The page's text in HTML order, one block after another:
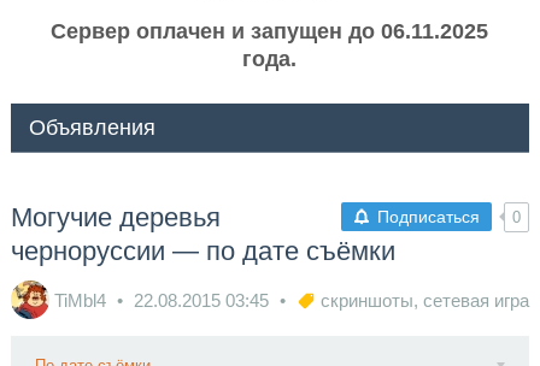
Сервер оплачен и запущен до 06.11.2025
года.
Объявления
Подписаться 0
Могучие деревья
черноруссии — по дате съёмки
TiMbl4 22.08.2015 03:45 скриншоты, сетевая игра